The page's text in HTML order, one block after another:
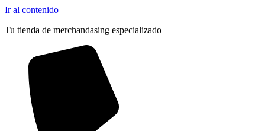
Ir al contenido
Tu tienda de merchandasing especializado